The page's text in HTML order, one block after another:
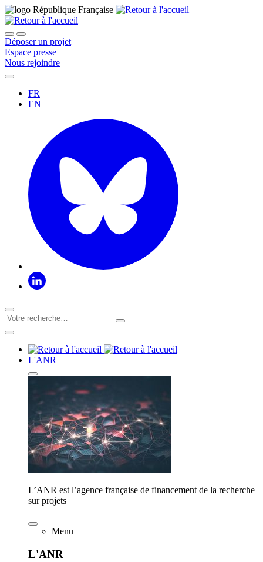
Déposer un projet
Espace presse
Nous rejoindre
FR
EN
L'ANR
L’ANR est l’agence française de financement de la recherche
sur projets
Menu
L'ANR